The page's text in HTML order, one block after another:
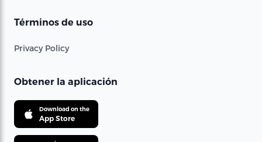
Términos de uso
Privacy Policy
Obtener la aplicación
Download on the
App Store